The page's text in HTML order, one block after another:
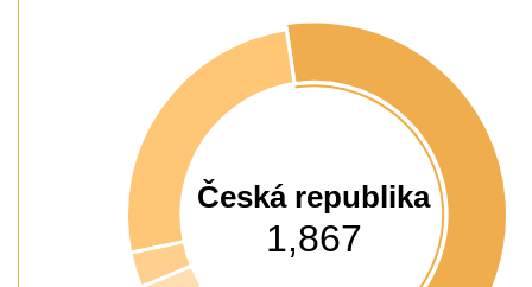
Česká republika
1,867